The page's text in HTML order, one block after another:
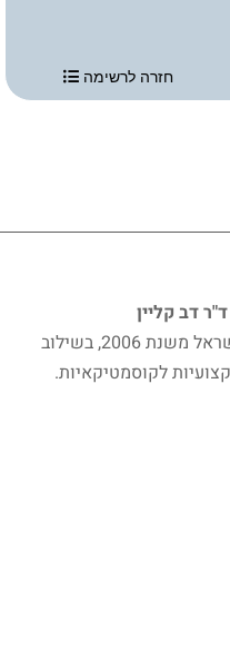
חזרה לרשימה
דב קליין
מובילים את תחום הקוסמטיקה בישראל משנת 2006, בשילוב
לקוסמטיקאיות.